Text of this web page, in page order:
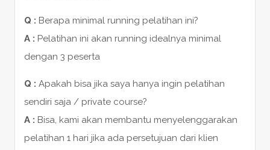
Q : Berapa minimal running pelatihan ini?
A : Pelatihan ini akan running idealnya minimal
dengan 3 peserta
Q : Apakah bisa jika saya hanya ingin pelatihan
sendiri saja / private course?
A : Bisa, kami akan membantu menyelenggarakan
pelatihan 1 hari jika ada persetujuan dari klien